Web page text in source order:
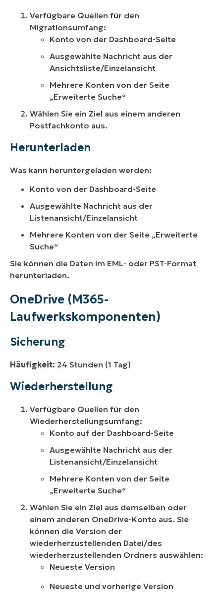
Verfügbare Quellen für den
Migrationsumfang:
Konto von der Dashboard-Seite
Ausgewählte Nachricht aus der
Ansichtsliste/Einzelansicht
Mehrere Konten von der Seite
„Erweiterte Suche“
Wählen Sie ein Ziel aus einem anderen
Postfachkonto aus.
Herunterladen
Was kann heruntergeladen werden:
Konto von der Dashboard-Seite
Ausgewählte Nachricht aus der
Listenansicht/Einzelansicht
Mehrere Konten von der Seite „Erweiterte
Suche“
Sie können die Daten im EML- oder PST-Format
herunterladen.
OneDrive (M365-
Laufwerkskomponenten)
Sicherung
Häufigkeit: 24 Stunden (1 Tag)
Wiederherstellung
Verfügbare Quellen für den
Wiederherstellungsumfang:
Konto auf der Dashboard-Seite
Ausgewählte Nachricht aus der
Listenansicht/Einzelansicht
Mehrere Konten von der Seite
„Erweiterte Suche“
Wählen Sie ein Ziel aus demselben oder
einem anderen OneDrive-Konto aus. Sie
können die Version der
wiederherzustellenden Datei/des
wiederherzustellenden Ordners auswählen:
Neueste Version
Neueste und vorherige Version